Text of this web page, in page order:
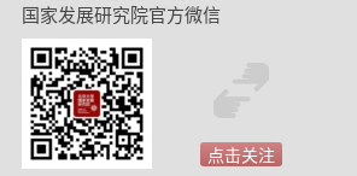
国家发展研究院官方微信
点击关注